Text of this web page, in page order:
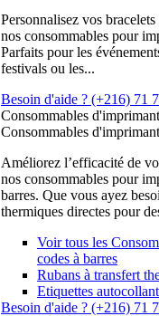
Personnalisez vos
nos consommables pour
Parfaits pour les
festivals ou les...
Besoin d'aide ? (+216) 71
Consommables
Consommables
Améliorez l’efficacité de
nos consommables pour
barres. Que vous ayez
thermiques directes pour
Voir tous les
codes à barres
Rubans à transfert
Etiquettes
Besoin d'aide ? (+216) 71